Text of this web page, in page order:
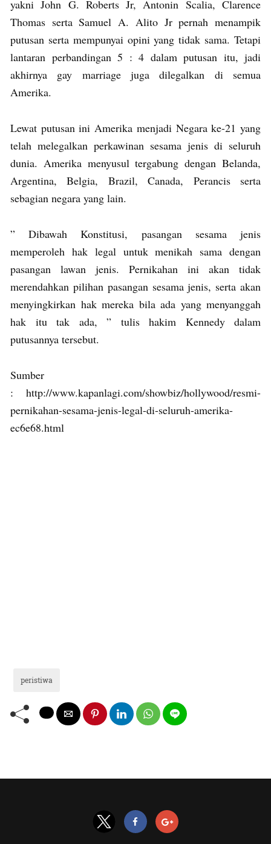
yakni John G. Roberts Jr, Antonin Scalia, Clarence
Thomas serta Samuel A. Alito Jr pernah menampik
putusan serta mempunyai opini yang tidak sama. Tetapi
lantaran perbandingan 5 : 4 dalam putusan itu, jadi
akhirnya gay marriage juga dilegalkan di semua
Amerika.
Lewat putusan ini Amerika menjadi Negara ke-21 yang
telah melegalkan perkawinan sesama jenis di seluruh
dunia. Amerika menyusul tergabung dengan Belanda,
Argentina, Belgia, Brazil, Canada, Perancis serta
sebagian negara yang lain.
” Dibawah Konstitusi, pasangan sesama jenis
memperoleh hak legal untuk menikah sama dengan
pasangan lawan jenis. Pernikahan ini akan tidak
merendahkan pilihan pasangan sesama jenis, serta akan
menyingkirkan hak mereka bila ada yang menyanggah
hak itu tak ada, ” tulis hakim Kennedy dalam
putusannya tersebut.
Sumber
: http://www.kapanlagi.com/showbiz/hollywood/resmi-
pernikahan-sesama-jenis-legal-di-seluruh-amerika-
ec6e68.html
peristiwa